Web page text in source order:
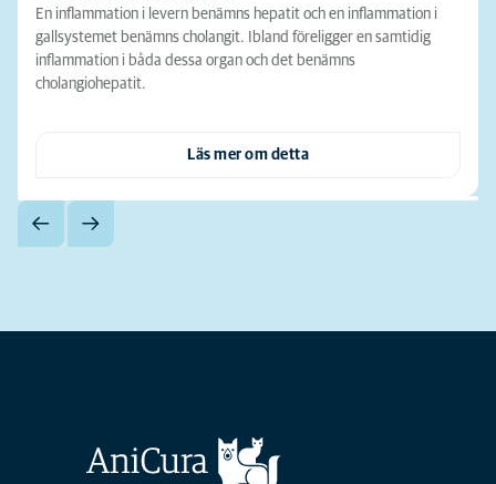
En inflammation i levern benämns hepatit och en inflammation i
gallsystemet benämns cholangit. Ibland föreligger en samtidig
inflammation i båda dessa organ och det benämns
cholangiohepatit.
Läs mer om detta